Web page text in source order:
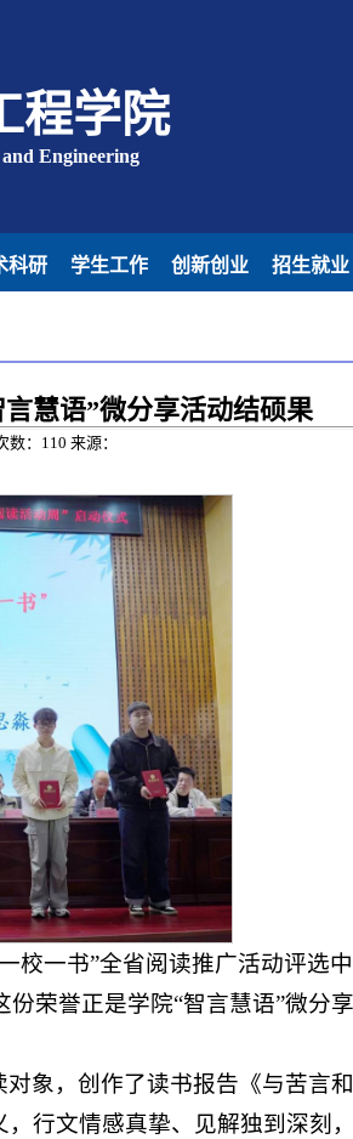
程学院
Engineering
科研 学生工作 创新创业 招生就业
慧语”微分享活动结硕果
： 110 来源：
校一书”全省阅读推广活动评选
荣誉正是学院“智言慧语”微分
象，创作了读书报告《与苦言
行文情感真挚、见解独到深刻